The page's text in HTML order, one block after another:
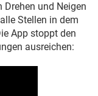
Drehen und Neigen
Stellen in dem
App stoppt den
ausreichen: